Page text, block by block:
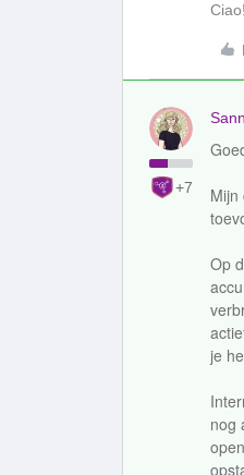
Ciao!
+7
Mijn
Op
je
nog